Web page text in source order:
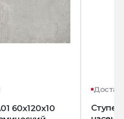
60x120х10